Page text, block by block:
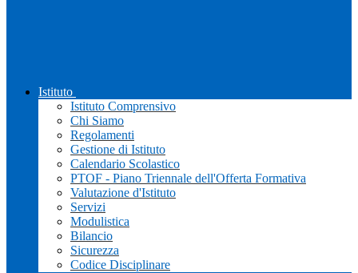
Istituto
Istituto Comprensivo
Chi Siamo
Regolamenti
Gestione di Istituto
Calendario Scolastico
PTOF - Piano Triennale dell'Offerta Formativa
Valutazione d'Istituto
Servizi
Modulistica
Bilancio
Sicurezza
Codice Disciplinare